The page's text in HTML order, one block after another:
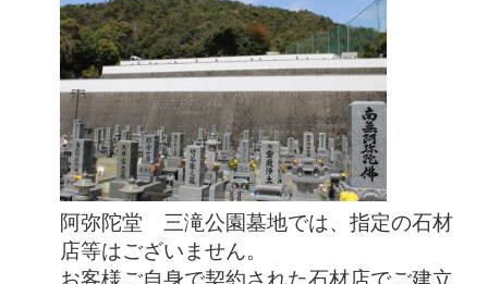
阿弥陀堂 三滝公園墓地では、指定の石材
店等はございません。